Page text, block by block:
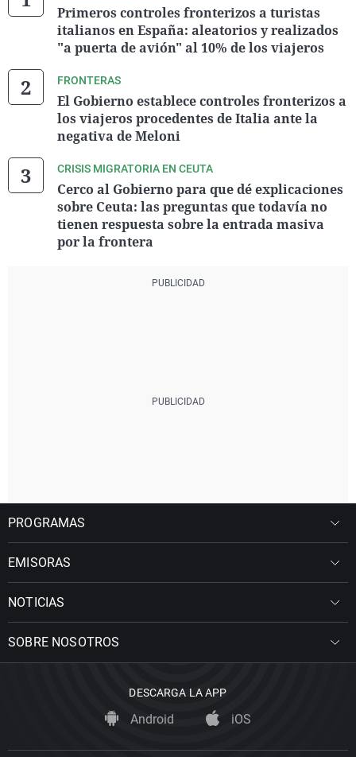
Primeros controles fronterizos a turistas
italianos en España: aleatorios y realizados
"a puerta de avión" al 10% de los viajeros
FRONTERAS
El Gobierno establece controles fronterizos a
los viajeros procedentes de Italia ante la
negativa de Meloni
CRISIS MIGRATORIA EN CEUTA
Cerco al Gobierno para que dé explicaciones
sobre Ceuta: las preguntas que todavía no
tienen respuesta sobre la entrada masiva
por la frontera
PROGRAMAS
EMISORAS
NOTICIAS
SOBRE NOSOTROS
DESCARGA LA APP
Android iOS